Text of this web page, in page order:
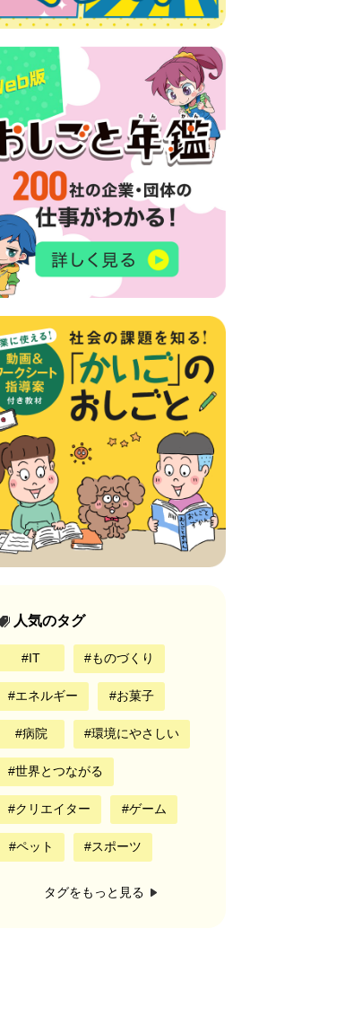
人気のタグ
IT ものづくり
エネルギー お菓子
病院 環境にやさしい
世界とつながる
クリエイター ゲーム
ペット スポーツ
タグをもっと見る